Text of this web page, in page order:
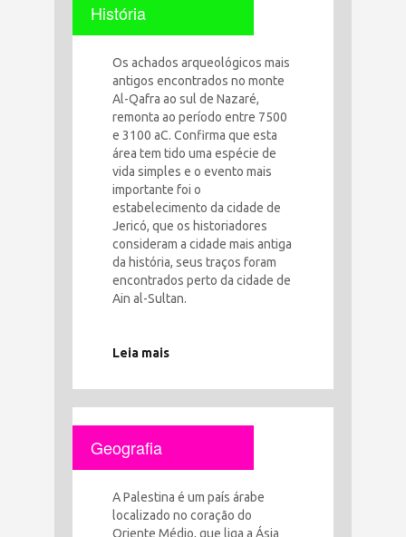
História
Os achados arqueológicos mais
antigos encontrados no monte
Al-Qafra ao sul de Nazaré,
remonta ao período entre 7500
e 3100 aC. Confirma que esta
área tem tido uma espécie de
vida simples e o evento mais
importante foi o
estabelecimento da cidade de
Jericó, que os historiadores
consideram a cidade mais antiga
da história, seus traços foram
encontrados perto da cidade de
Ain al-Sultan.
Leia mais
Geografia
A Palestina é um país árabe
localizado no coração do
Oriente Médio, que liga a Ásia